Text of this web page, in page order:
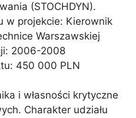
(STOCHDYN).
w projekcie: Kierownik
Warszawskiej
2006-2008
450 000 PLN
i własności krytyczne
Charakter udziału